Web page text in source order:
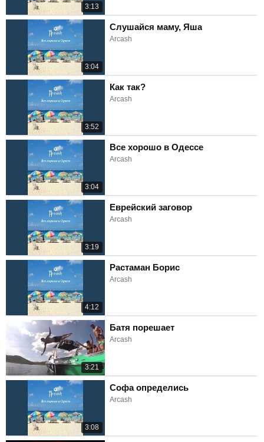
3:13
3:04
Слушайся маму, Яша
Arcash
3:52
Как так?
Arcash
3:04
Все хорошо в Одессе
Arcash
3:19
Еврейский заговор
Arcash
4:12
Растаман Борис
Arcash
3:21
Батя порешает
Arcash
3:08
Софа определись
Arcash